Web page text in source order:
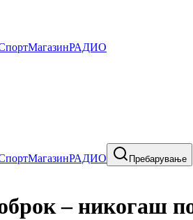
МагазинРАДИО
МагазинРАДИО Пребарување
– никогаш